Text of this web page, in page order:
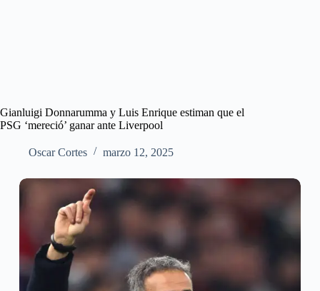
Gianluigi Donnarumma y Luis Enrique estiman que el
PSG ‘mereció’ ganar ante Liverpool
Oscar Cortes marzo 12, 2025